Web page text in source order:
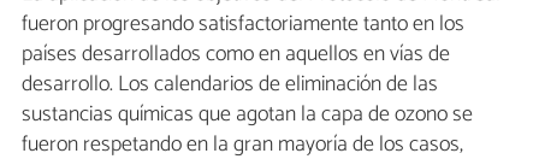
fueron progresando satisfactoriamente tanto en los
países desarrollados como en aquellos en vías de
desarrollo. Los calendarios de eliminación de las
sustancias químicas que agotan la capa de ozono se
fueron respetando en la gran mayoría de los casos,